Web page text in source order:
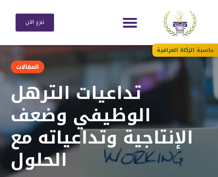
تبرع الان
المقالات
تداعيات الترهل
الوظيفي وضعف
الإنتاجية وتداعياته مع
الحلول
حاسبة الزكاة العراقية